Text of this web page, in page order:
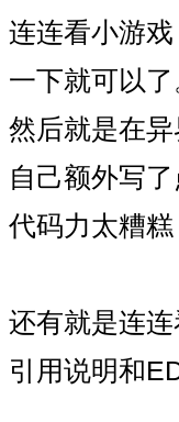
连连看小游
一下就可以了
然后就是在
自己额外写
代码力太糟
还有就是连
引用说明和